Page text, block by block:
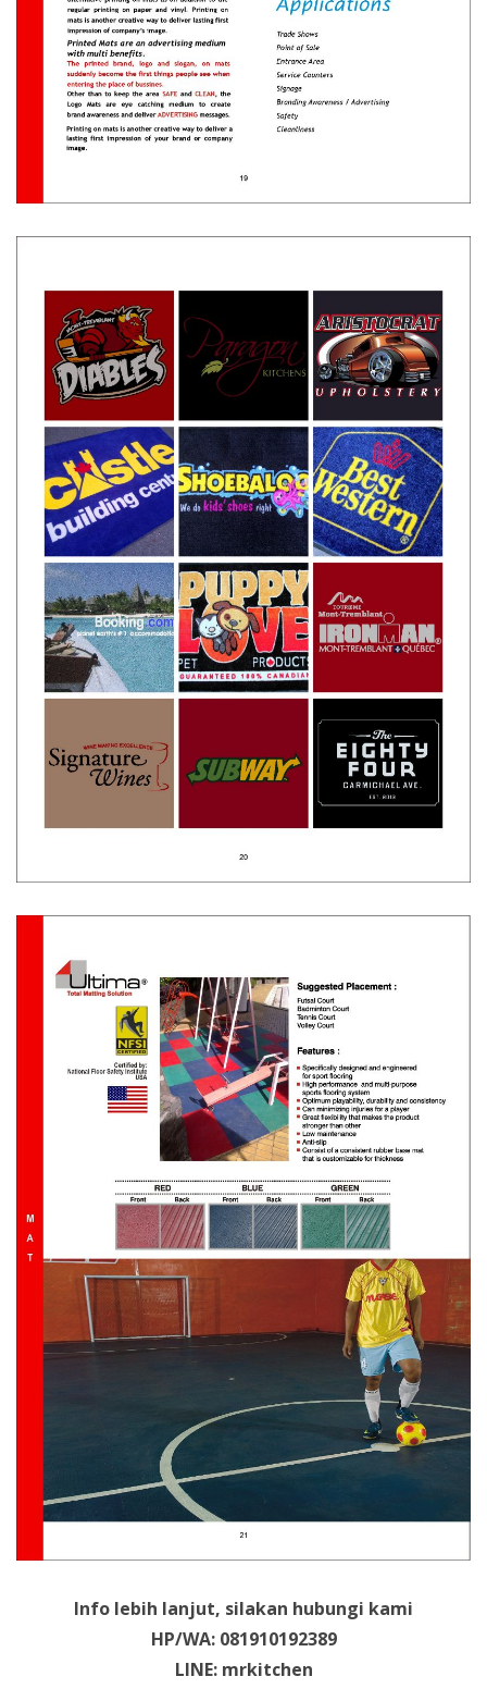
Info lebih lanjut, silakan hubungi kami
HP/WA: 081910192389
LINE: mrkitchen